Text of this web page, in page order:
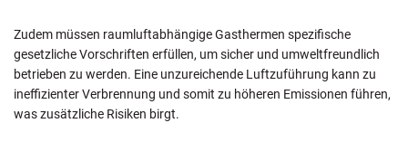
Zudem müssen raumluftabhängige Gasthermen spezifische
gesetzliche Vorschriften erfüllen, um sicher und umweltfreundlich
betrieben zu werden. Eine unzureichende Luftzuführung kann zu
ineffizienter Verbrennung und somit zu höheren Emissionen führen,
was zusätzliche Risiken birgt.